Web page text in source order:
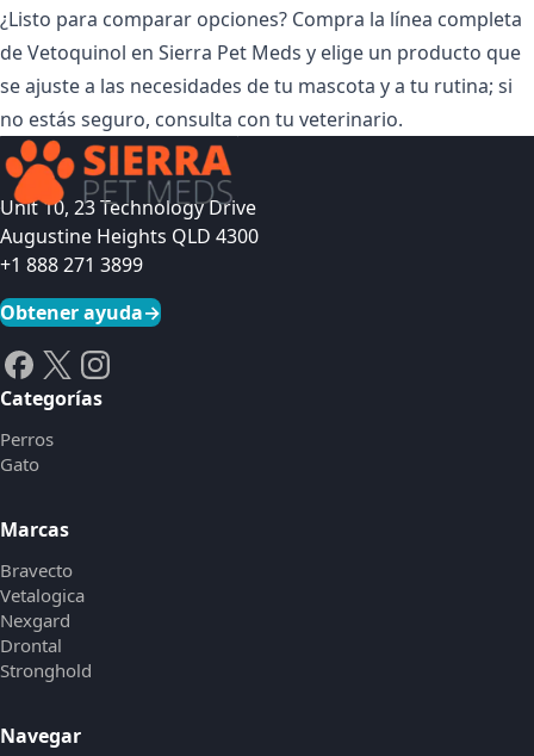
¿Listo para comparar opciones? Compra la línea completa
deVetoquinol en Sierra Pet Meds y elige un producto que
se ajuste a las necesidades de tu mascota y a tu rutina; si
no estás seguro, consulta con tu veterinario.
Unit 10, 23 Technology Drive
Augustine Heights QLD 4300
+1 888 271 3899
Obtener ayuda→
Categorías
Perros
Gato
Marcas
Bravecto
Vetalogica
Nexgard
Drontal
Stronghold
Navegar